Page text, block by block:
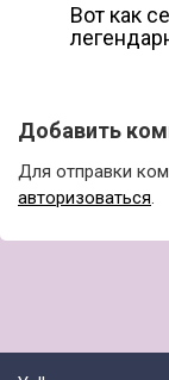
Вот как
Добавить
Для отправки
авторизоваться.